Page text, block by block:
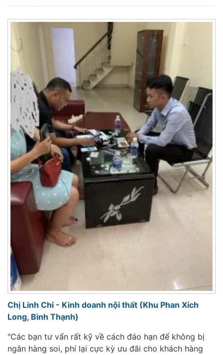
Chị Linh Chi - Kinh doanh nội thất (Khu Phan Xích
Long, Bình Thạnh)
"Các bạn tư vấn rất kỹ về cách đáo hạn để không bị
ngân hàng soi, phí lại cực kỳ ưu đãi cho khách hàng